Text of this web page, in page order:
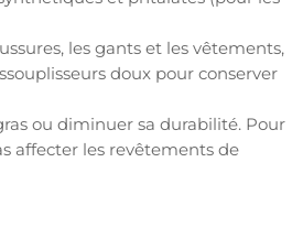
les gants et les vêtements,
doux pour conserver
ou diminuer sa durabilité. Pour
affecter les revêtements de